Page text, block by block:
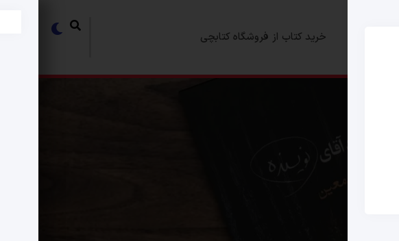
خرید کتاب از فروشگاه کتابچی